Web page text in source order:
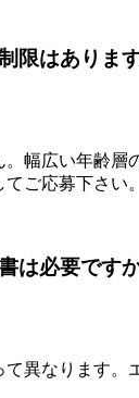
限はありま
幅広い年齢層
ご応募下さい。
は必要です
異なります。